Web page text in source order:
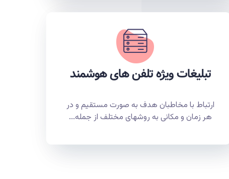
تبلیغات ویژه تلفن های هوشمند
ارتباط با مخاطبان هدف به صورت مستقیم و در
هر زمان و مکانی به روشهای مختلف از جمله...